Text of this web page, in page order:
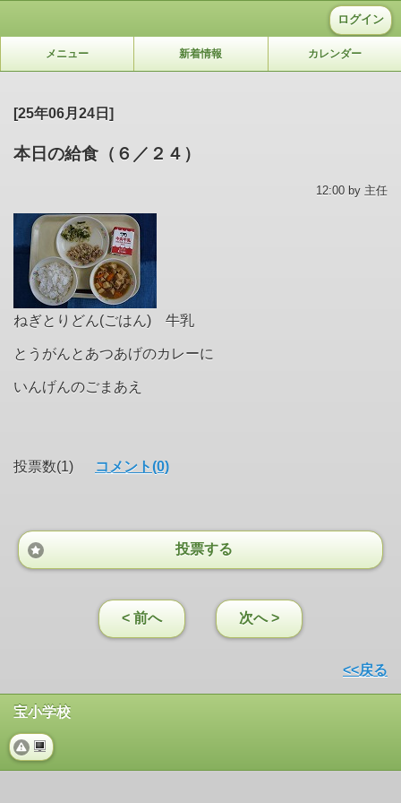
ログイン
メニュー 新着情報 カレンダー
[25年06月24日]
本日の給食（６／２４）
12:00 by 主任
ねぎとりどん(ごはん) 牛乳
とうがんとあつあげのカレーに
いんげんのごまあえ
投票数(1) コメント(0)
投票する
< 前へ 次へ >
<<戻る
宝小学校